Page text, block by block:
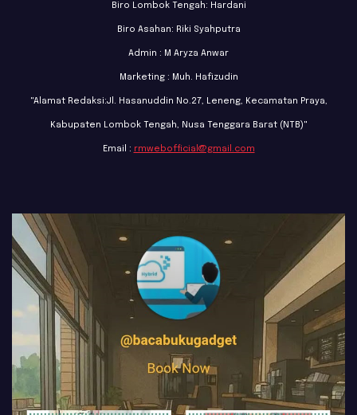
Biro Lombok Tengah: Hardani
Biro Asahan: Riki Syahputra
Admin : M Aryza Anwar
Marketing : Muh. Hafizudin
"Alamat Redaksi:Jl. Hasanuddin No.27, Leneng, Kecamatan Praya,
Kabupaten Lombok Tengah, Nusa Tenggara Barat (NTB)"
Email : rmwebofficial@gmail.com